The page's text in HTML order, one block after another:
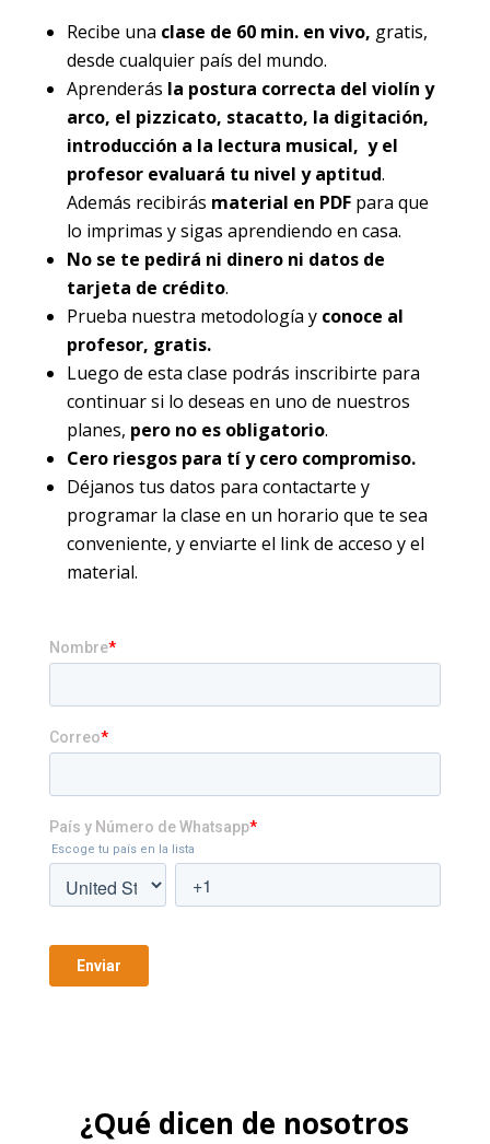
Recibe una clase de 60 min. en vivo, gratis,
desde cualquier país del mundo.
Aprenderás la postura correcta del violín y
arco, el pizzicato, stacatto, la digitación,
introducción a la lectura musical, y el
profesor evaluará tu nivel y aptitud.
Además recibirás material en PDFpara que
lo imprimas y sigas aprendiendo en casa.
No se te pedirá ni dinero ni datos de
tarjeta de crédito.
Prueba nuestra metodología y conoce al
profesor, gratis.
Luego de esta clase podrás inscribirte para
continuar si lo deseas en uno de nuestros
planes, pero no es obligatorio.
Cero riesgos para tí y cero compromiso.
Déjanos tus datos para contactarte y
programar la clase en un horario que te sea
conveniente, y enviarte el link de acceso y el
material.
¿Qué dicen de nosotros